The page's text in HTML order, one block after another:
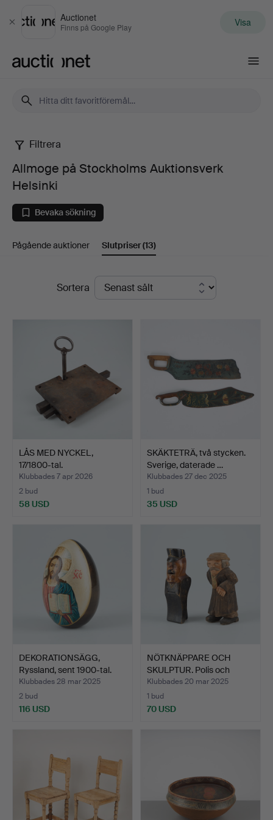
Stäng
Auctionet
Finns på Google Play Visa
Allmoge
på
Stockholms
Auktionsverk
Filtrera
Allmoge på Stockholms Auktionsverk
Helsinki
Bevaka sökning
Pågående auktioner Slutpriser(13)
SlutpriserSortera
LÅS MED NYCKEL,
17/1800-tal.
Klubbades 7 apr 2026
2 bud
58 USD
SKÄKTETRÄ, två stycken.
Sverige, daterade …
Klubbades 27 dec 2025
1 bud
35 USD
DEKORATIONSÄGG,
Ryssland, sent 1900-tal.
Klubbades 28 mar 2025
2 bud
116 USD
NÖTKNÄPPARE OCH
SKULPTUR. Polis och
gubbe.…
Klubbades 20 mar 2025
1 bud
70 USD